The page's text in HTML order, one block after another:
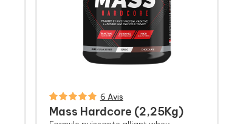
6 Avis
Mass Hardcore (2,25Kg)